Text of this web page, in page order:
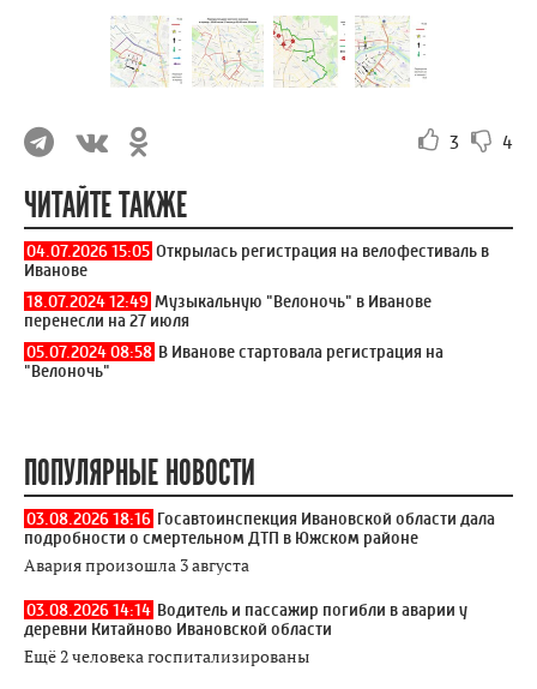
3 4
ЧИТАЙТЕ ТАКЖЕ
04.07.2026 15:05 Открылась регистрация на велофестиваль в
Иванове
18.07.2024 12:49 Музыкальную "Велоночь" в Иванове
перенесли на 27 июля
05.07.2024 08:58 В Иванове стартовала регистрация на
"Велоночь"
ПОПУЛЯРНЫЕ НОВОСТИ
03.08.2026 18:16 Госавтоинспекция Ивановской области дала
подробности о смертельном ДТП в Южском районе
Авария произошла 3 августа
03.08.2026 14:14 Водитель и пассажир погибли в аварии у
деревни Китайново Ивановской области
Ещё 2 человека госпитализированы